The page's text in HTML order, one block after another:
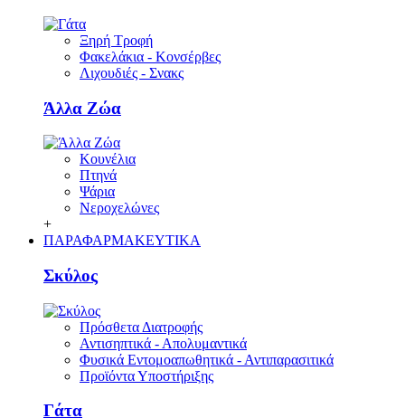
Ξηρή Τροφή
Φακελάκια - Κονσέρβες
Λιχουδιές - Σνακς
Άλλα Ζώα
Κουνέλια
Πτηνά
Ψάρια
Νεροχελώνες
+
ΠΑΡΑΦΑΡΜΑΚΕΥΤΙΚΑ
Σκύλος
Πρόσθετα Διατροφής
Αντισηπτικά - Απολυμαντικά
Φυσικά Εντομοαπωθητικά - Αντιπαρασιτικά
Προϊόντα Υποστήριξης
Γάτα